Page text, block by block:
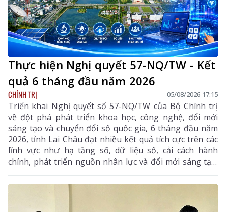
Thực hiện Nghị quyết 57-NQ/TW - Kết
quả 6 tháng đầu năm 2026
CHÍNH TRỊ 05/08/2026 17:15
Triển khai Nghị quyết số 57-NQ/TW của Bộ Chính trị
về đột phá phát triển khoa học, công nghệ, đổi mới
sáng tạo và chuyển đổi số quốc gia, 6 tháng đầu năm
2026, tỉnh Lai Châu đạt nhiều kết quả tích cực trên các
lĩnh vực như hạ tầng số, dữ liệu số, cải cách hành
chính, phát triển nguồn nhân lực và đổi mới sáng tạo.
Trong 6 tháng cuối năm, tỉnh tiếp tục tập trung thực
hiện các nhiệm vụ trọng tâm, tạo chuyển biến mạnh
mẽ trong phát triển khoa học, công nghệ, đổi mới
sáng tạo và chuyển đổi số.